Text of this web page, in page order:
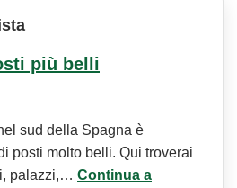
più belli
sud della Spagna è
posti molto belli. Qui troverai
palazzi,… Continua a